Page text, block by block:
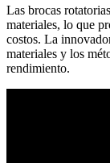
Las brocas
materiales, lo que
costos. La
materiales y los
rendimiento.